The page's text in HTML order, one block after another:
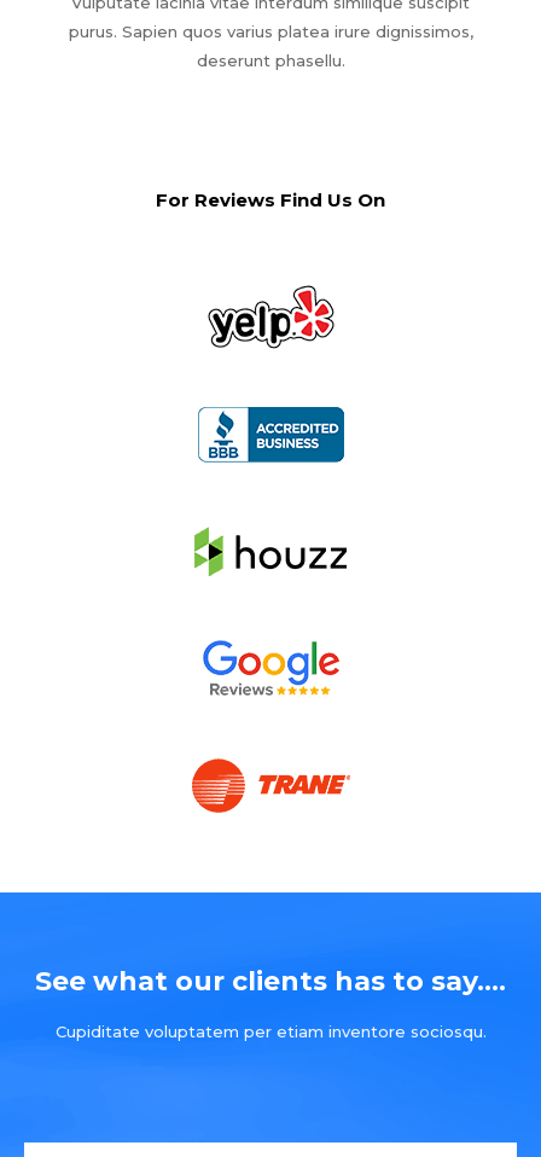
purus. Sapien quos varius platea irure dignissimos,
deserunt phasellu.
For Reviews Find Us On
See what our clients has to say....
Cupiditate voluptatem per etiam inventore sociosqu.